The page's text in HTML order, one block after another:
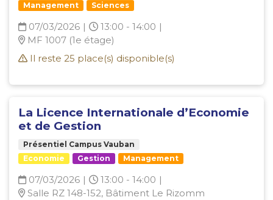
Management
Sciences
07/03/2026 | 13:00 - 14:00 |
MF 1007 (1e étage)
Il reste 25 place(s) disponible(s)
La Licence Internationale d’Economie
et de Gestion
Présentiel Campus Vauban
Economie
Gestion Management
07/03/2026 | 13:00 - 14:00 |
Salle RZ 148-152, Bâtiment Le Rizomm